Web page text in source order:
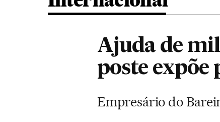
Ajuda de
poste expõe
Empresário do